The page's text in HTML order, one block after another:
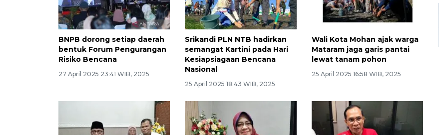
BNPB dorong setiap daerah
bentuk Forum Pengurangan
Risiko Bencana
27 April 2025 23:41 WIB, 2025
Srikandi PLN NTB hadirkan
semangat Kartini pada Hari
Kesiapsiagaan Bencana
Nasional
25 April 2025 18:43 WIB, 2025
Wali Kota Mohan ajak warga
Mataram jaga garis pantai
lewat tanam pohon
25 April 2025 16:58 WIB, 2025